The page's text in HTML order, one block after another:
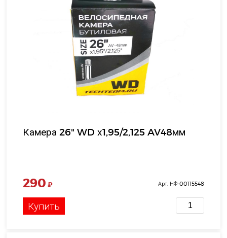
Камера 26" WD х1,95/2,125 AV48мм
290 ₽ Арт. НФ-00115548
Купить